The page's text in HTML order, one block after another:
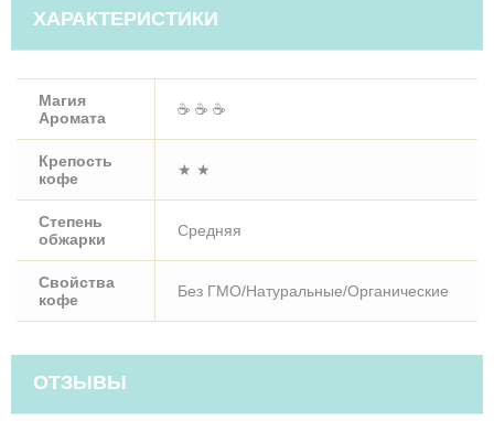
ХАРАКТЕРИСТИКИ
Магия
Аромата
☕ ☕ ☕
Крепость
кофе
★ ★
Степень
обжарки
Средняя
Свойства
кофе
Без ГМО/Натуральные/Органические
ОТЗЫВЫ